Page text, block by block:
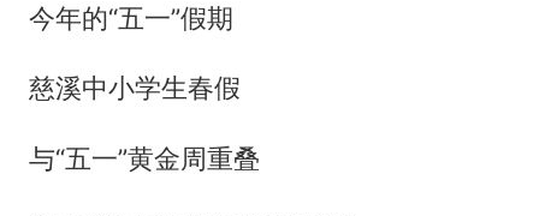
今年的“五一”假期
慈溪中小学生春假
与“五一”黄金周重叠